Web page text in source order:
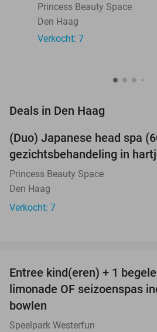
Princess Beauty Space
Den Haag
Verkocht: 7
Deals in Den Haag
NEW
TODAY
(Duo) Japanese head spa
gezichtsbehandeling in
Princess Beauty Space
Den Haag
Verkocht: 7
TODAY
Entree kind(eren) + 1
limonade OF seizoenspas
bowlen
Speelpark Westerfun